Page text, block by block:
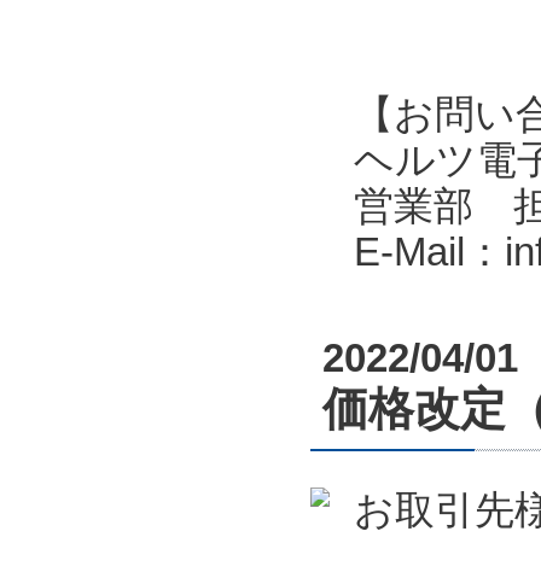
【お問い
ヘルツ電
営業部
E-Mail：
2022/04/01
価格改定
お取引先